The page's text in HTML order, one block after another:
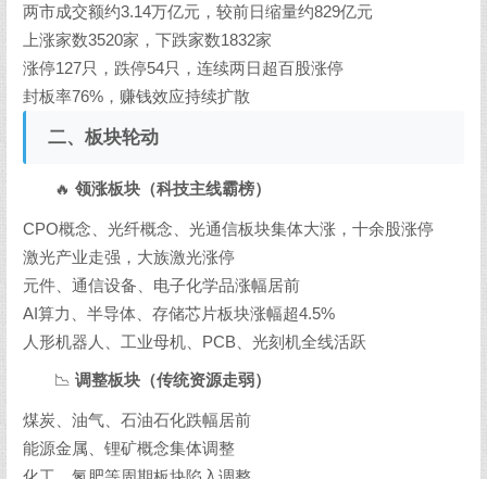
两市成交额约3.14万亿元，较前日缩量约829亿元
上涨家数3520家，下跌家数1832家
涨停127只，跌停54只，连续两日超百股涨停
封板率76%，赚钱效应持续扩散
二、板块轮动
🔥领涨板块（科技主线霸榜）
CPO概念、光纤概念、光通信板块集体大涨，十余股涨停
激光产业走强，大族激光涨停
元件、通信设备、电子化学品涨幅居前
AI算力、半导体、存储芯片板块涨幅超4.5%
人形机器人、工业母机、PCB、光刻机全线活跃
📉调整板块（传统资源走弱）
煤炭、油气、石油石化跌幅居前
能源金属、锂矿概念集体调整